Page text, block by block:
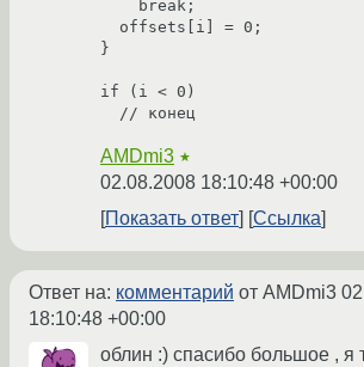
}
if (i < 0)
  // конец
AMDmi3 ★
02.08.2008 18:10:48 +00:00
Показать ответ
Ссылка
Ответ на: комментарий от AMDmi3
18:10:48 +00:00
облин :) спасибо большое , я